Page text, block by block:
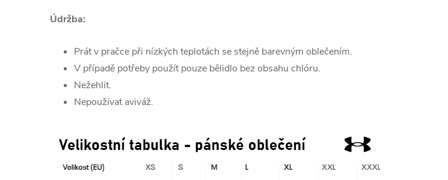
Údržba:
Prát v pračce při nízkých teplotách se stejně barevným oblečením.
V případě potřeby použít pouze bělidlo bez obsahu chlóru.
Nežehlit.
Nepoužívat aviváž.